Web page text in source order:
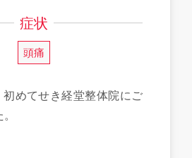
症状
頭痛
初めてせき経堂整体院にご